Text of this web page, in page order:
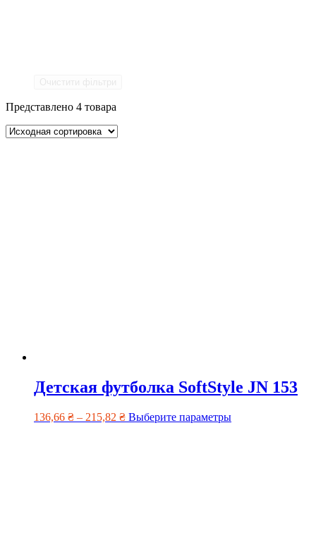
Представлено 4 товара
Детская футболка SoftStyle JN 153
136,66 ₴ – 215,82 ₴ Выберите параметры